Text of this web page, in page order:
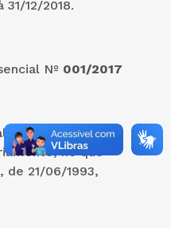
12/2018.
Nº 001/2017
: Lei nº. 10.520,
no que
de 21/06/1993,